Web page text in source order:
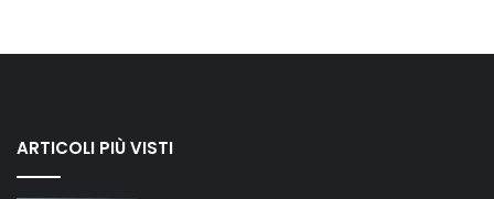
ARTICOLI PIÙ VISTI